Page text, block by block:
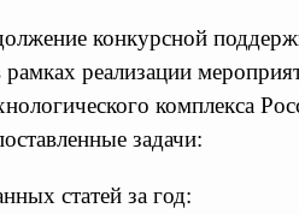
конкурсной
реализации
комплекса
задачи:
статей за год: